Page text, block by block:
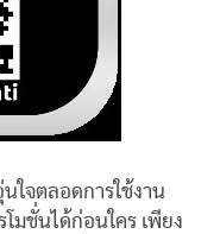
ใจตลอดการใช้งาน
มชั่นได้ก่อนใคร เพียง